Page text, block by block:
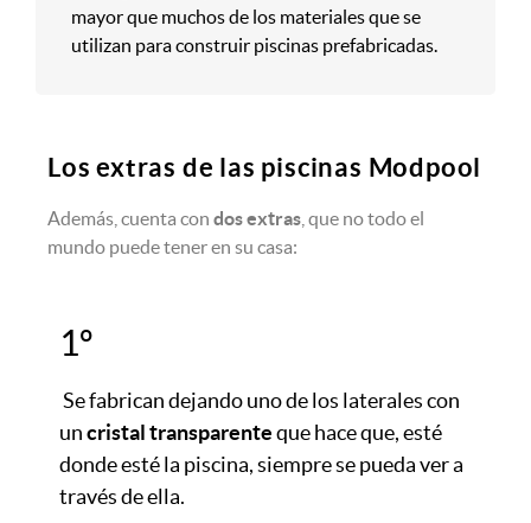
mayor que muchos de los materiales que se
utilizan para construir piscinas prefabricadas.
Los extras de las piscinas Modpool
Además, cuenta con dos extras , que no todo el
mundo puede tener en su casa:
1º
Se fabrican dejando uno de los laterales con
uncristal transparenteque hace que, esté
donde esté la piscina, siempre se pueda ver a
través de ella.